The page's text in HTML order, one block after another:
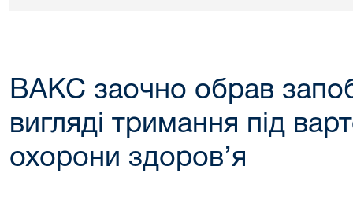
ВАКС заочно обрав
вигляді тримання під
охорони здоров’я